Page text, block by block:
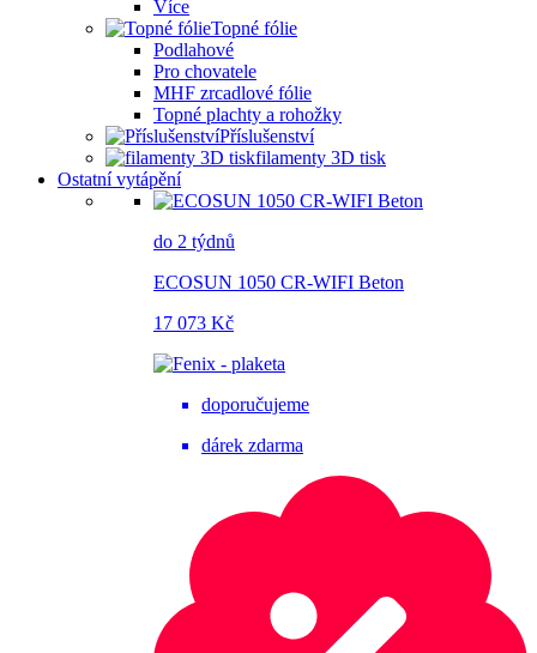
Více
Topné fólie
Podlahové
Pro chovatele
MHF zrcadlové fólie
Topné plachty a rohožky
Příslušenství
filamenty 3D tisk
Ostatní vytápění
do 2 týdnů
ECOSUN 1050 CR-WIFI Beton
17 073 Kč
doporučujeme
dárek zdarma